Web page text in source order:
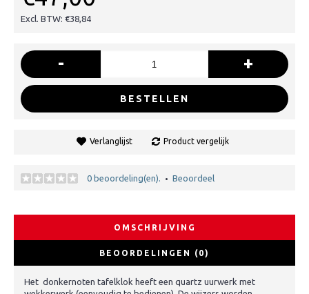
Excl. BTW: €38,84
- +
BESTELLEN
Verlanglijst Product vergelijk
0 beoordeling(en). • Beoordeel
OMSCHRIJVING
BEOORDELINGEN (0)
Het donkernoten tafelklok heeft een quartz uurwerk met